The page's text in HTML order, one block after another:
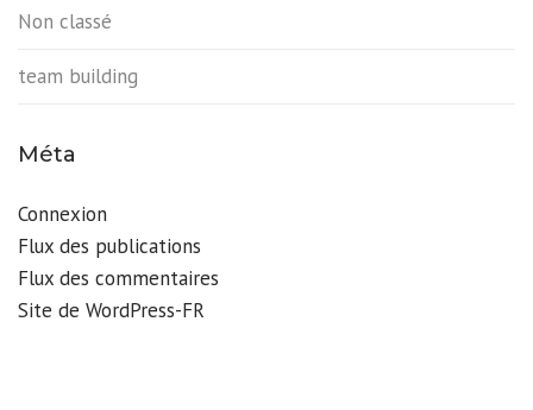
Non classé
team building
Méta
Connexion
Flux des publications
Flux des commentaires
Site de WordPress-FR